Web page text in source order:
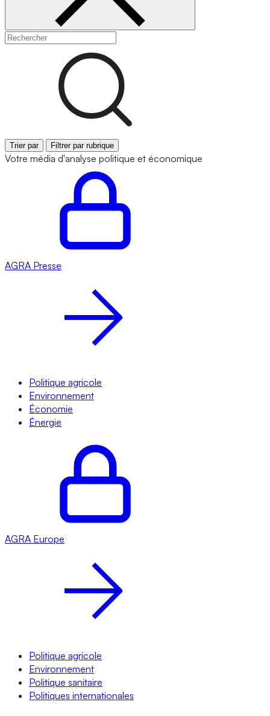
Trier par Filtrer par rubrique
Votre média d'analyse politique et économique
AGRA Presse
Politique agricole
Environnement
Économie
Énergie
AGRA Europe
Politique agricole
Environnement
Politique sanitaire
Politiques internationales